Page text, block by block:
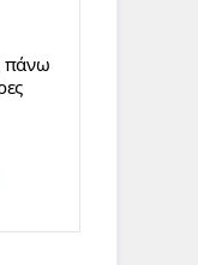
πάνω